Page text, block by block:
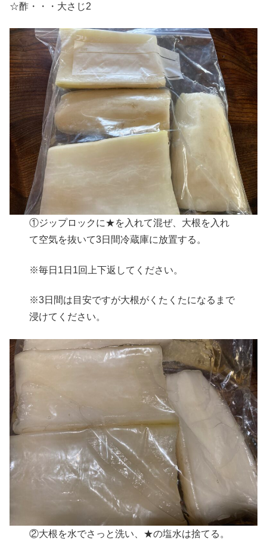
☆酢・・・大さじ2
①ジップロックに★を入れて混ぜ、大根を入れ
て空気を抜いて3日間冷蔵庫に放置する。
※毎日1日1回上下返してください。
※3日間は目安ですが大根がくたくたになるまで
浸けてください。
②大根を水でさっと洗い、★の塩水は捨てる。